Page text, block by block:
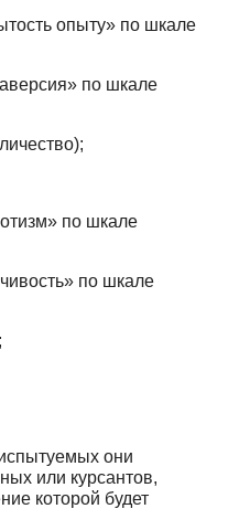
опыту» по шкале
по шкале
по шкале
по шкале
они
или курсантов,
которой будет